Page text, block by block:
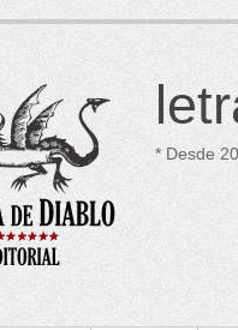
* Desde